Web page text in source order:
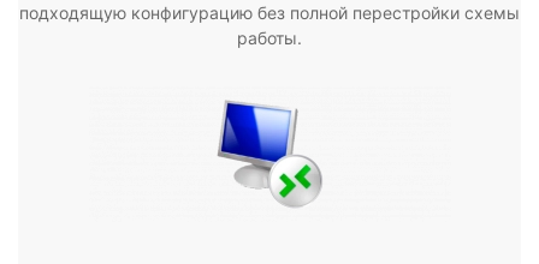
подходящую конфигурацию без полной перестройки схемы
работы.